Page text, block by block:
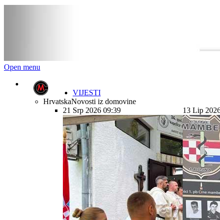
Open menu
VIJESTI
HrvatskaNovosti iz domovine
21 Srp 2026 09:39
13 Lip